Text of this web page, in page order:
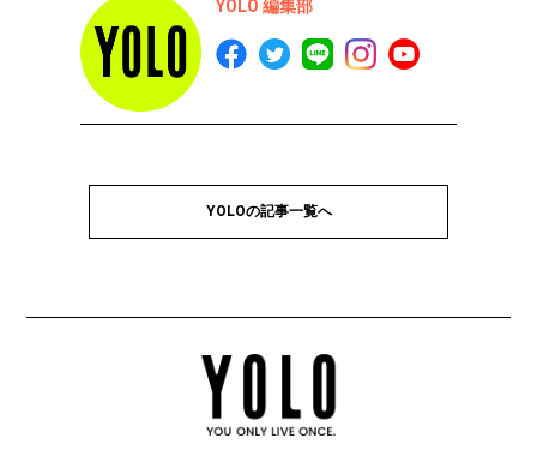
YOLO 編集部
YOLOの記事一覧へ